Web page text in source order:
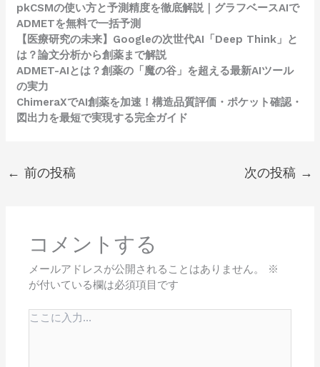
pkCSMの使い方と予測精度を徹底解説｜グラフベースAIで
ADMETを無料で一括予測
【医療研究の未来】Googleの次世代AI「Deep Think」と
は？論文分析から創薬まで解説
ADMET-AIとは？創薬の「魔の谷」を超える最新AIツール
の実力
ChimeraXでAI創薬を加速！構造品質評価・ポケット確認・
図出力を最短で実現する完全ガイド
← 前の投稿 次の投稿 →
コメントする
メールアドレスが公開されることはありません。
※
が付いている欄は必須項目です
こ